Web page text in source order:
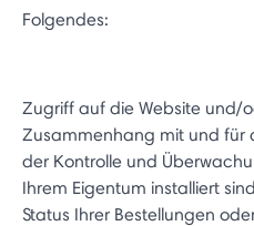
Folgendes:
Zugriff auf die Website und/
Zusammenhang mit und für
der Kontrolle und
Ihrem Eigentum installiert
Status Ihrer Bestellungen